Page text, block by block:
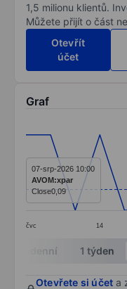
1,5 milionu klientů.
Můžete přijít o část
Otevřít
účet
Graf
Line chart with 11
The chart has 1
The chart has 1 Y
čvc 14
07-srp-2026 10:00
AVOM:xpar
Close0,09
End of interactive
Intradenní 1 týden
Otevřete si účet a